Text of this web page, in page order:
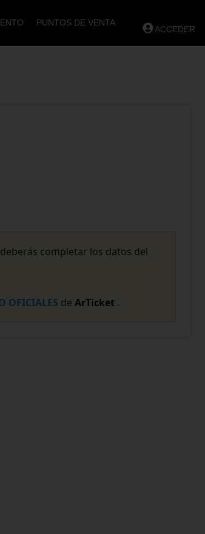
PUNTOS DE VENTA
ACCEDER
completar los datos del
OFICIALES de ArTicket .